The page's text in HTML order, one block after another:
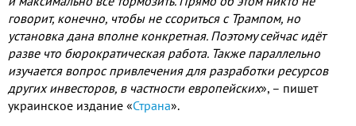
говорит, конечно, чтобы не ссориться с Трампом, но
установка дана вполне конкретная. Поэтому сейчас идёт
разве что бюрократическая работа. Также параллельно
изучается вопрос привлечения для разработки ресурсов
других инвесторов, в частности европейских», – пишет
украинское издание «Страна».